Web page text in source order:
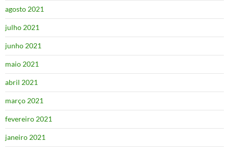
agosto 2021
julho 2021
junho 2021
maio 2021
abril 2021
março 2021
fevereiro 2021
janeiro 2021